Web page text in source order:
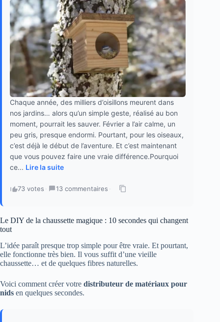
Chaque année, des milliers d’oisillons meurent dans
nos jardins… alors qu’un simple geste, réalisé au bon
moment, pourrait les sauver. Février a l’air calme, un
peu gris, presque endormi. Pourtant, pour les oiseaux,
c’est déjà le début de l’aventure. Et c’est maintenant
que vous pouvez faire une vraie différence.Pourquoi
ce... Lire la suite
73 votes · 13 commentaires ·
Le DIY de la chaussette magique : 10 secondes qui changent
tout
L’idée paraît presque trop simple pour être vraie. Et pourtant,
elle fonctionne très bien. Il vous suffit d’une vieille
chaussette… et de quelques fibres naturelles.
Voici comment créer votre distributeur de matériaux pour
nids en quelques secondes.